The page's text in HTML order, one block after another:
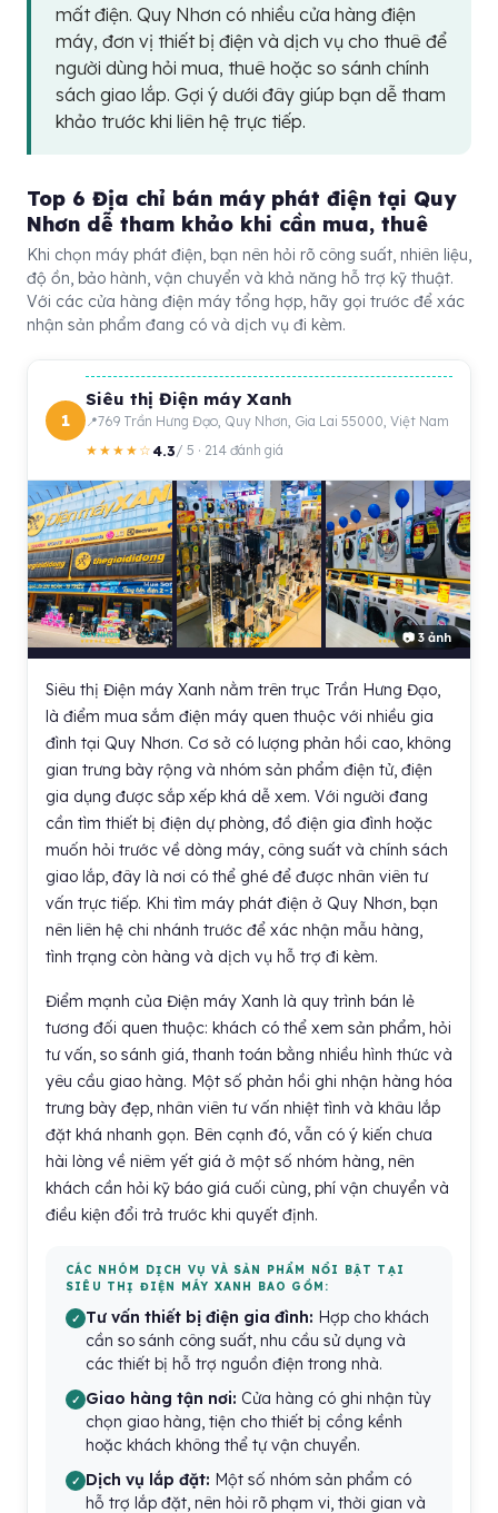
mất điện. Quy Nhơn có nhiều cửa hàng điện
máy, đơn vị thiết bị điện và dịch vụ cho thuê để
người dùng hỏi mua, thuê hoặc so sánh chính
sách giao lắp. Gợi ý dưới đây giúp bạn dễ tham
khảo trước khi liên hệ trực tiếp.
Top 6 Địa chỉ bán máy phát điện tại Quy
Nhơn dễ tham khảo khi cần mua, thuê
Khi chọn máy phát điện, bạn nên hỏi rõ công suất, nhiên liệu,
độ ồn, bảo hành, vận chuyển và khả năng hỗ trợ kỹ thuật.
Với các cửa hàng điện máy tổng hợp, hãy gọi trước để xác
nhận sản phẩm đang có và dịch vụ đi kèm.
1
Siêu thị Điện máy Xanh
769 Trần Hưng Đạo, Quy Nhơn, Gia Lai 55000, Việt Nam
★★★★☆4.3/ 5 · 214 đánh giá
📷 3 ảnh
Siêu thị Điện máy Xanh nằm trên trục Trần Hưng Đạo,
là điểm mua sắm điện máy quen thuộc với nhiều gia
đình tại Quy Nhơn. Cơ sở có lượng phản hồi cao, không
gian trưng bày rộng và nhóm sản phẩm điện tử, điện
gia dụng được sắp xếp khá dễ xem. Với người đang
cần tìm thiết bị điện dự phòng, đồ điện gia đình hoặc
muốn hỏi trước về dòng máy, công suất và chính sách
giao lắp, đây là nơi có thể ghé để được nhân viên tư
vấn trực tiếp. Khi tìm máy phát điện ở Quy Nhơn, bạn
nên liên hệ chi nhánh trước để xác nhận mẫu hàng,
tình trạng còn hàng và dịch vụ hỗ trợ đi kèm.
Điểm mạnh của Điện máy Xanh là quy trình bán lẻ
tương đối quen thuộc: khách có thể xem sản phẩm, hỏi
tư vấn, so sánh giá, thanh toán bằng nhiều hình thức và
yêu cầu giao hàng. Một số phản hồi ghi nhận hàng hóa
trưng bày đẹp, nhân viên tư vấn nhiệt tình và khâu lắp
đặt khá nhanh gọn. Bên cạnh đó, vẫn có ý kiến chưa
hài lòng về niêm yết giá ở một số nhóm hàng, nên
khách cần hỏi kỹ báo giá cuối cùng, phí vận chuyển và
điều kiện đổi trả trước khi quyết định.
CÁC NHÓM DỊCH VỤ VÀ SẢN PHẨM NỔI BẬT TẠI
SIÊU THỊ ĐIỆN MÁY XANH BAO GỒM:
Tư vấn thiết bị điện gia đình: Hợp cho khách
cần so sánh công suất, nhu cầu sử dụng và
các thiết bị hỗ trợ nguồn điện trong nhà.
Giao hàng tận nơi: Cửa hàng có ghi nhận tùy
chọn giao hàng, tiện cho thiết bị cồng kềnh
hoặc khách không thể tự vận chuyển.
Dịch vụ lắp đặt: Một số nhóm sản phẩm có
hỗ trợ lắp đặt, nên hỏi rõ phạm vi, thời gian và